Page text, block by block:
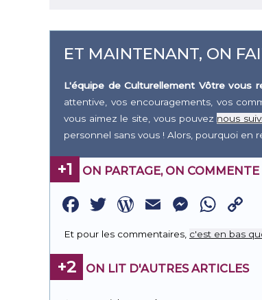
ET MAINTENANT, ON
L'équipe de Culturellement Vôtre vous
attentive, vos encouragements, vos
vous aimez le site, vous pouvez nous
personnel sans vous ! Alors, pourquoi en
+1 ON PARTAGE, ON COMMENTE
Facebook
Twitter
WordPress
Email
Et pour les commentaires, c'est en bas
+2 ON LIT D'AUTRES ARTICLES